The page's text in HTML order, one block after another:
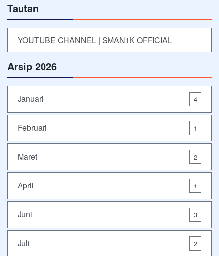
Tautan
YOUTUBE CHANNEL | SMAN1K OFFICIAL
Arsip 2026
Januari 4
Februari 1
Maret 2
April 1
Juni 3
Juli 2